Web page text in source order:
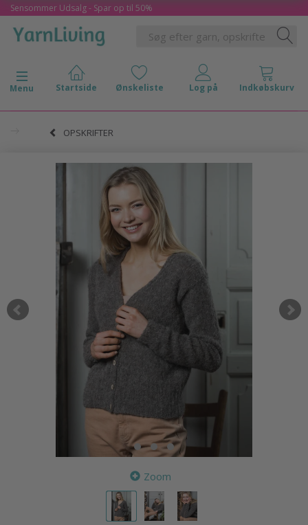
Sensommer Udsalg - Spar op til 50%
Skifte navigation
Menu
OPSKRIFTER
Zoom